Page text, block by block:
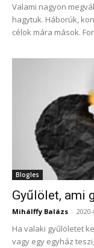
Valami nagyon
hagytuk. Háborúk,
célok mára mások.
Blogles
Gyűlölet, ami
Mihálffy Balázs -
Ha valaki gyűlöletet
vagy egy egyház